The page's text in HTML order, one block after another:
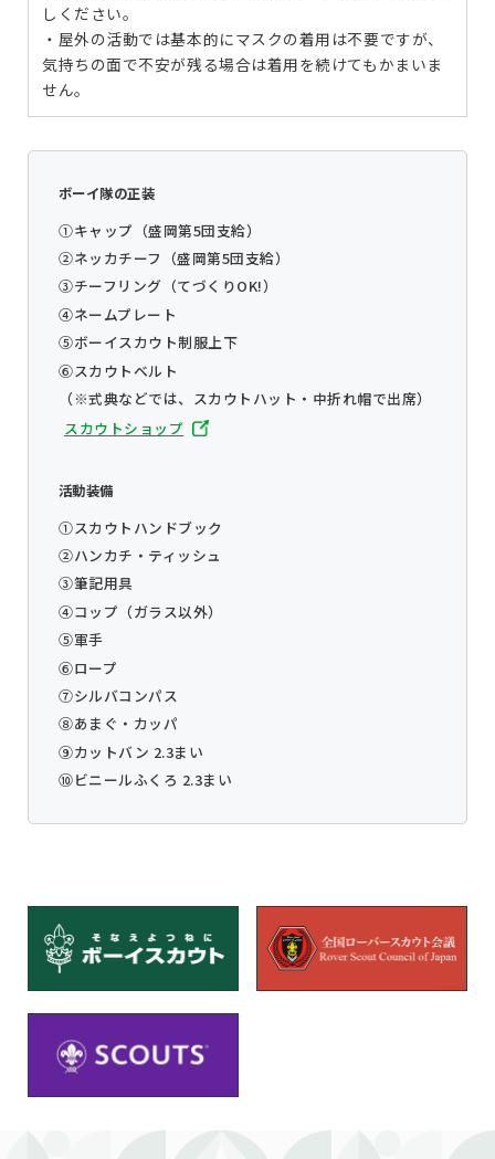
しください。
・屋外の活動では基本的にマスクの着用は不要ですが、
気持ちの面で不安が残る場合は着用を続けてもかまいま
せん。
ボーイ隊の正装
①キャップ（盛岡第5団支給）
②ネッカチーフ（盛岡第5団支給）
③チーフリング（てづくりOK!）
④ネームプレート
⑤ボーイスカウト制服上下
⑥スカウトベルト
（※式典などでは、スカウトハット・中折れ帽で出席）
スカウトショップ
活動装備
①スカウトハンドブック
②ハンカチ・ティッシュ
③筆記用具
④コップ（ガラス以外）
⑤軍手
⑥ロープ
⑦シルバコンパス
⑧あまぐ・カッパ
⑨カットバン 2.3まい
⑩ビニールふくろ 2.3まい